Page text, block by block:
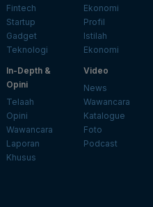
Fintech
Startup
Gadget
Teknologi
Ekonomi
Profil
Istilah
Ekonomi
In-Depth &
Opini
Telaah
Opini
Wawancara
Laporan
Khusus
Video
News
Wawancara
Katalogue
Foto
Podcast